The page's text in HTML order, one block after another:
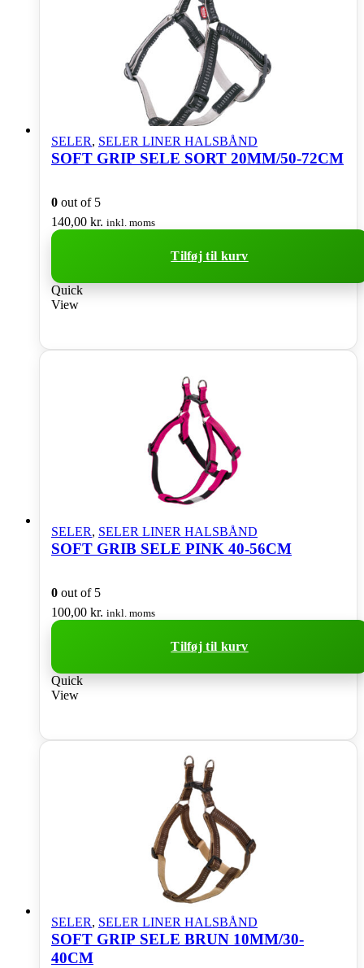
SELER, SELER LINER HALSBÅND
SOFT GRIP SELE SORT 20MM/50-72CM
0 out of 5
140,00 kr. inkl. moms
Tilføj til kurv
Quick
View
SELER, SELER LINER HALSBÅND
SOFT GRIB SELE PINK 40-56CM
0 out of 5
100,00 kr. inkl. moms
Tilføj til kurv
Quick
View
SELER, SELER LINER HALSBÅND
SOFT GRIP SELE BRUN 10MM/30-
40CM